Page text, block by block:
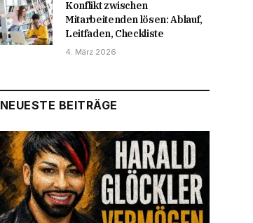
Konflikt zwischen
Mitarbeitenden lösen: Ablauf,
Leitfaden, Checkliste
4. März 2026
NEUESTE BEITRÄGE